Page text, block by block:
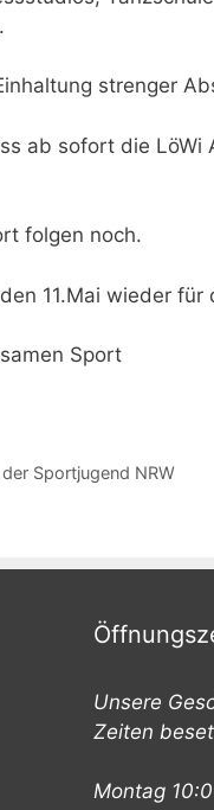
strenger
ab sofort die LöWi
folgen noch.
11.Mai wieder
Sport
Sportjugend NRW
Unsere
Zeiten
Montag